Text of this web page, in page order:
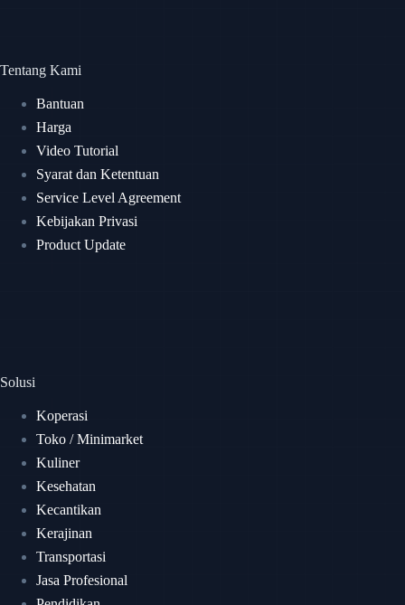
Tentang Kami
Bantuan
Harga
Video Tutorial
Syarat dan Ketentuan
Service Level Agreement
Kebijakan Privasi
Product Update
Solusi
Koperasi
Toko / Minimarket
Kuliner
Kesehatan
Kecantikan
Kerajinan
Transportasi
Jasa Profesional